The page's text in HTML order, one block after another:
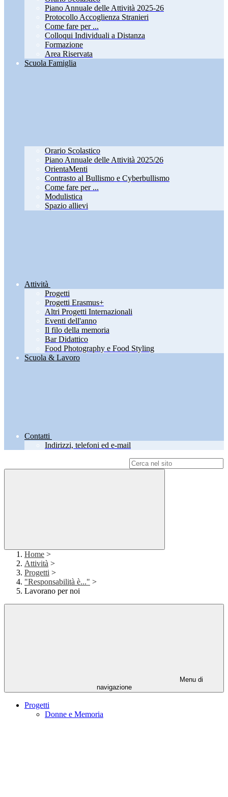
Piano Annuale delle Attività 2025-26
Protocollo Accoglienza Stranieri
Come fare per ...
Colloqui Individuali a Distanza
Formazione
Area Riservata
Scuola Famiglia
Orario Scolastico
Piano Annuale delle Attività 2025/26
OrientaMenti
Contrasto al Bullismo e Cyberbullismo
Come fare per ...
Modulistica
Spazio allievi
Attività
Progetti
Progetti Erasmus+
Altri Progetti Internazionali
Eventi dell'anno
Il filo della memoria
Bar Didattico
Food Photography e Food Styling
Scuola & Lavoro
Contatti
Indirizzi, telefoni ed e-mail
Home >
Attività >
Progetti >
"Responsabilità è..." >
Lavorano per noi
Menu di
navigazione
Progetti
Donne e Memoria